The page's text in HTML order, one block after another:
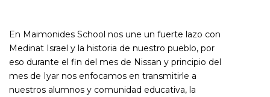
En Maimonides School nos une un fuerte lazo con
Medinat Israel y la historia de nuestro pueblo, por
eso durante el fin del mes de Nissan y principio del
mes de Iyar nos enfocamos en transmitirle a
nuestros alumnos y comunidad educativa, la